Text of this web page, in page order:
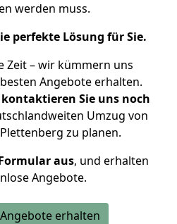
werden muss.
perfekte Lösung für Sie.
Zeit – wir kümmern uns
Angebote erhalten.
kontaktieren Sie uns noch
Umzug von
zu planen.
aus, und erhalten
Angebote.
erhalten